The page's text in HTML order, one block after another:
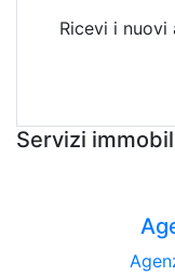
Ricevi i nuovi
Servizi